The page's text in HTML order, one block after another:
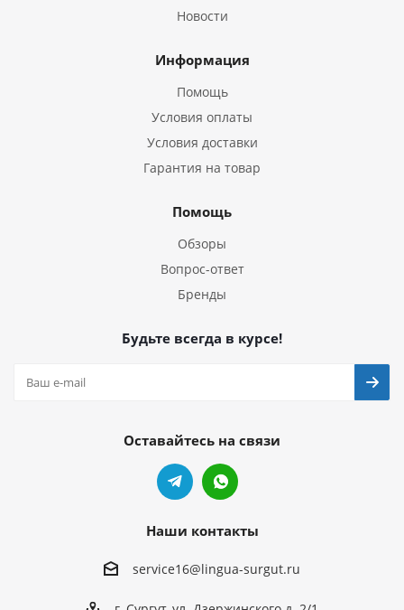
Новости
Информация
Помощь
Условия оплаты
Условия доставки
Гарантия на товар
Помощь
Обзоры
Вопрос-ответ
Бренды
Будьте всегда в курсе!
Оставайтесь на связи
Наши контакты
service16@lingua-surgut.ru